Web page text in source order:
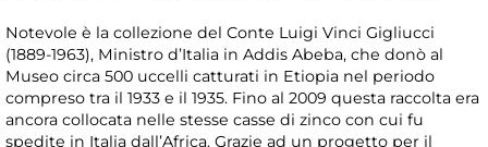
Notevole è la collezione del Conte Luigi Vinci Gigliucci
(1889-1963), Ministro d’Italia in Addis Abeba, che donò al
Museo circa 500 uccelli catturati in Etiopia nel periodo
compreso tra il 1933 e il 1935. Fino al 2009 questa raccolta era
ancora collocata nelle stesse casse di zinco con cui fu
spedite in Italia dall’Africa. Grazie ad un progetto per il